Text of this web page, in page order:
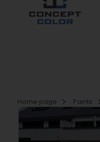
Home page
Paints